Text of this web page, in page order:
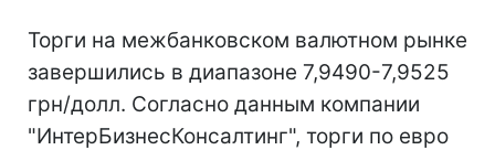
Торги на межбанковском валютном рынке
завершились в диапазоне 7,9490-7,9525
грн/долл. Согласно данным компании
"ИнтерБизнесКонсалтинг", торги по евро